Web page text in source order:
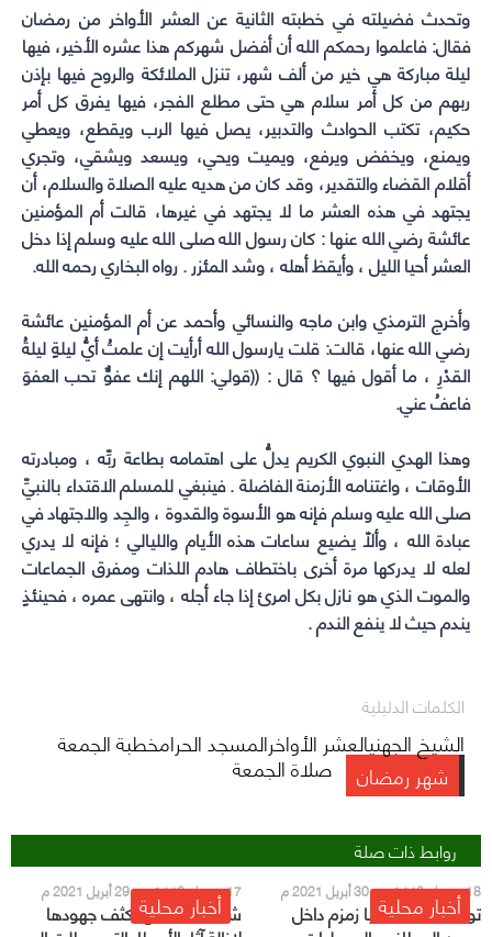
وتحدث فضيلته في خطبته الثانية عن العشر الأواخر من رمضان
فقال: فاعلموا رحمكم الله أن أفضل شهركم هذا عشره الأخير، فيها
ليلة مباركة هي خير من ألف شهر، تنزل الملائكة والروح فيها بإذن
ربهم من كل أمر سلام هي حتى مطلع الفجر، فيها يفرق كل أمر
حكيم، تكتب الحوادث والتدبير، يصل فيها الرب ويقطع، ويعطي
ويمنع، ويخفض ويرفع، ويميت ويحي، ويسعد ويشقي، وتجري
أقلام القضاء والتقدير، وقد كان من هديه عليه الصلاة والسلام، أن
يجتهد في هذه العشر ما لا يجتهد في غيرها، قالت أم المؤمنين
عائشة رضي الله عنها : كان رسول الله صلى الله عليه وسلم إذا دخل
العشر أحيا الليل ، وأيقظ أهله ، وشد المئزر . رواه البخاري رحمه الله.
وأخرج الترمذي وابن ماجه والنسائي وأحمد عن أم المؤمنين عائشة
رضي الله عنها، قالت: قلت يارسول الله ﺃﺭﺃﻳﺖ ﺇﻥ ﻋﻠﻤﺖُ ﺃﻱُّ ﻟﻴﻠﺔٍ ﻟﻴﻠﺔُ
اﻟﻘﺪْﺭِ ، ﻣﺎ ﺃﻗﻮﻝ ﻓﻴﻬﺎ ؟ ﻗﺎﻝ : ((ﻗﻮﻟﻲ: اﻟﻠﻬﻢ ﺇﻧﻚ ﻋﻔﻮٌّ ﺗﺤﺐ اﻟﻌﻔﻮَ
ﻓﺎﻋﻒُ ﻋﻨﻲ.
وهذا الهدي النبوي الكريم يدلُّ على اهتمامه بطاعة ربِّه ، ومبادرته
الأوقات ، واغتنامه الأزمنة الفاضلة . فينبغي للمسلم الاقتداء بالنبيِّ
صلى الله عليه وسلم فإنه هو الأسوة والقدوة ، والجِد والاجتهاد في
عبادة الله ، وألاّ يضيع ساعات هذه الأيام والليالي ؛ فإنه لا يدري
لعله لا يدركها مرة أخرى باختطاف هادم اللذات ومفرق الجماعات
والموت الذي هو نازل بكل امرئ إذا جاء أجله ، وانتهى عمره ، فحينئذٍ
يندم حيث لا ينفع الندم .
الكلمات الدليلية
الشيخ الجهنيالعشر الأواخرالمسجد الحرامخطبة الجمعة
شهر رمضان
صلاة الجمعة
روابط ذات صلة
أخبار محلية18 رمضان 1442 هـ - 30 أبريل 2021 م
توفير عربات سقيا زمزم داخل أخبار محلية17 رمضان 1442 هـ - 29 أبريل 2021 م
شؤون الحرمين تكثف جهودها